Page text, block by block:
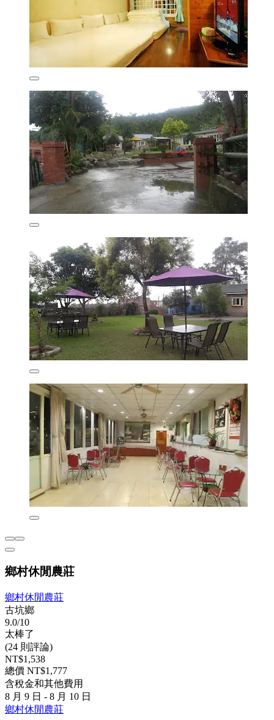
鄉村休閒農莊
鄉村休閒農莊
古坑鄉
9.0/10
太棒了
(24 則評論)
NT$1,538
總價 NT$1,777
含稅金和其他費用
8 月 9 日 - 8 月 10 日
鄉村休閒農莊